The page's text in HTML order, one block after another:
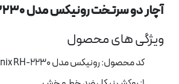
آچار دو سرتخت رونیکس مدل Ronix RH-2230
ویژگی های محصول
کد محصول: رونیکس مدل Ronix RH-2230